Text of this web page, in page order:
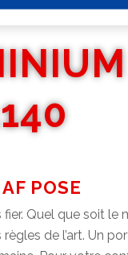
POSE
Quel que soit le
de l’art. Un